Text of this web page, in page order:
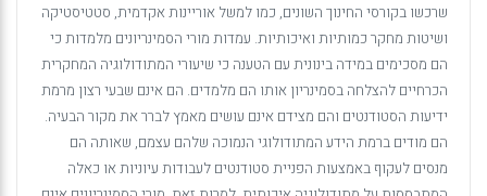
שרכשו בקורסי החינוך השונים, כמו למשל אוריינות אקדמית, סטטיסטיקה
ושיטות מחקר כמותיות ואיכותיות. עמדות מורי הסמינריונים מלמדות כי
הם מסכימים במידה בינונית עם הטענה כי שיעורי המתודולוגיה המחקרית
הכרחיים להצלחה בסמינריון אותו הם מלמדים. הם אינם שבעי רצון מרמת
ידיעות הסטודנטים והם מצידם אינם עושים מאמץ לברר את מקור הבעיה.
הם מודים ברמת הידע המתודולוגי הנמוכה שלהם עצמם, שאותה הם
מנסים לעקוף באמצעות הפניית סטודנטים לעבודות עיוניות או כאלה